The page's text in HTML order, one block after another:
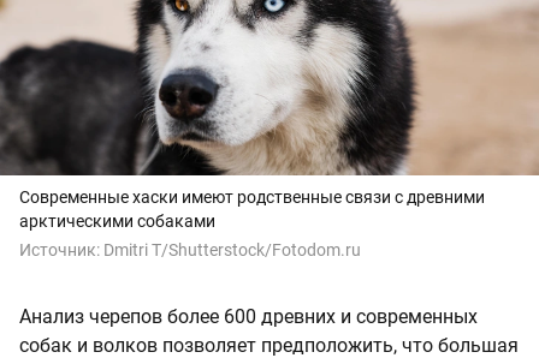
Современные хаски имеют родственные связи с древними
арктическими собаками
Источник: Dmitri T/Shutterstock/Fotodom.ru
Анализ черепов более 600 древних и современных
собак и волков позволяет предположить, что большая